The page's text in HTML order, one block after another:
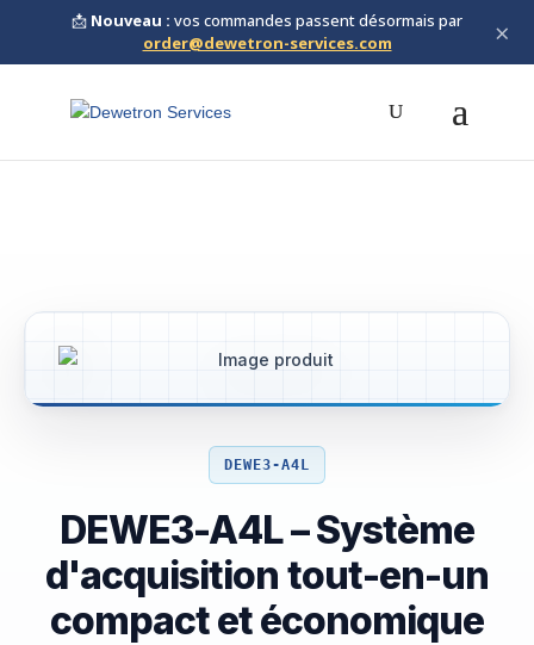
📩 Nouveau : vos commandes passent désormais par
order@dewetron-services.com
×
DEWE3-A4L
DEWE3-A4L – Système
d'acquisition tout-en-un
compact et économique